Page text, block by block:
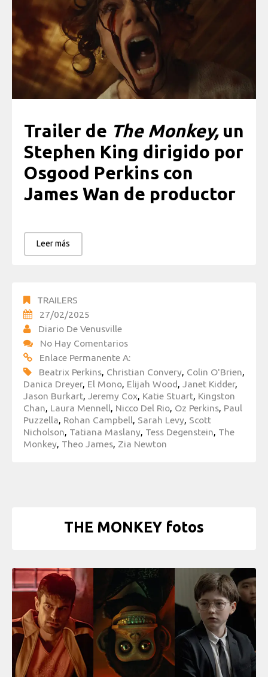
Trailer de The Monkey, un
Stephen King dirigido por
Osgood Perkins con
James Wan de productor
Leer más
TRAILERS
27/02/2025
Diario De Venusville
No Hay Comentarios
Enlace Permanente A:
Beatrix Perkins, Christian Convery, Colin O'Brien,
Danica Dreyer, El Mono, Elijah Wood, Janet Kidder,
Jason Burkart, Jeremy Cox, Katie Stuart, Kingston
Chan, Laura Mennell, Nicco Del Rio, Oz Perkins, Paul
Puzzella, Rohan Campbell, Sarah Levy, Scott
Nicholson, Tatiana Maslany, Tess Degenstein, The
Monkey, Theo James, Zia Newton
THE MONKEY fotos